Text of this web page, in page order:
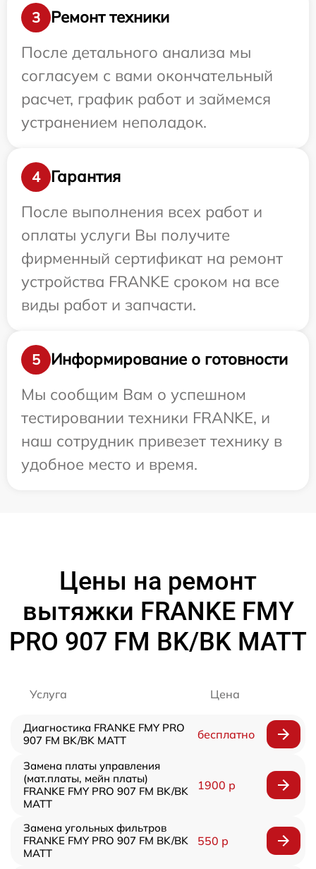
3
Ремонт техники
После детального анализа мы
согласуем с вами окончательный
расчет, график работ и займемся
устранением неполадок.
4
Гарантия
После выполнения всех работ и
оплаты услуги Вы получите
фирменный сертификат на ремонт
устройства FRANKE сроком на все
виды работ и запчасти.
5
Информирование о готовности
Мы сообщим Вам о успешном
тестировании техники FRANKE, и
наш сотрудник привезет технику в
удобное место и время.
Цены на ремонт
вытяжки FRANKE FMY
PRO 907 FM BK/BK MATT
Услуга Цена
Диагностика FRANKE FMY PRO
907 FM BK/BK MATT
бесплатно
Замена платы управления
(мат.платы, мейн платы)
FRANKE FMY PRO 907 FM BK/BK
MATT
1900 р
Замена угольных фильтров
FRANKE FMY PRO 907 FM BK/BK
MATT
550 р